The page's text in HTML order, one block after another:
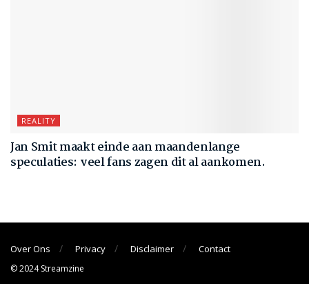
REALITY
Jan Smit maakt einde aan maandenlange
speculaties: veel fans zagen dit al aankomen.
Over Ons Privacy Disclaimer Contact
© 2024 Streamzine